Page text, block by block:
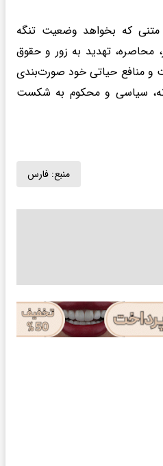
که بخواهد وضعیت تنگه
محاصره، تهدید به زور و حقوق
و منافع حیاتی خود صورت‌بندی
سیاسی و محکوم به شکست
منبع: فارس